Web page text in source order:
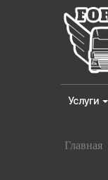
Услуги
Главная